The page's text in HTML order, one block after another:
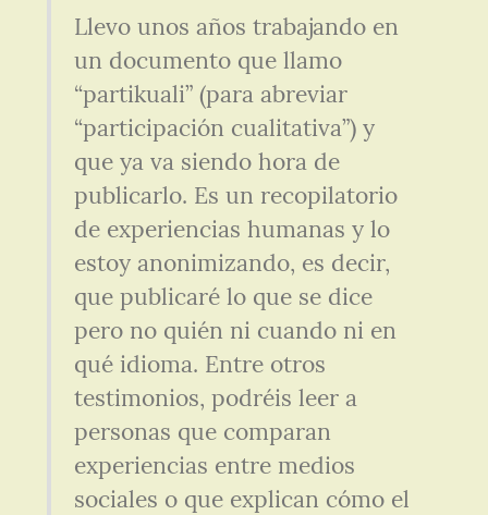
Llevo unos años trabajando en
un documento que llamo
“partikuali” (para abreviar
“participación cualitativa”) y
que ya va siendo hora de
publicarlo. Es un recopilatorio
de experiencias humanas y lo
estoy anonimizando, es decir,
que publicaré lo que se dice
pero no quién ni cuando ni en
qué idioma. Entre otros
testimonios, podréis leer a
personas que comparan
experiencias entre medios
sociales o que explican cómo el